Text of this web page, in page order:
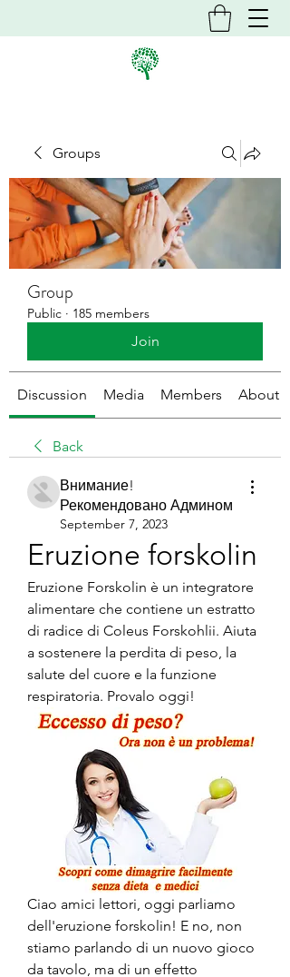
Groups
Group
Public · 185 members
Join
Discussion Media Members About
Back
Внимание!
Рекомендовано Админом
September 7, 2023
Eruzione forskolin
Eruzione Forskolin è un integratore
alimentare che contiene un estratto
di radice di Coleus Forskohlii. Aiuta
a sostenere la perdita di peso, la
salute del cuore e la funzione
respiratoria. Provalo oggi!
Ciao amici lettori, oggi parliamo
dell'eruzione forskolin! E no, non
stiamo parlando di un nuovo gioco
da tavolo, ma di un effetto